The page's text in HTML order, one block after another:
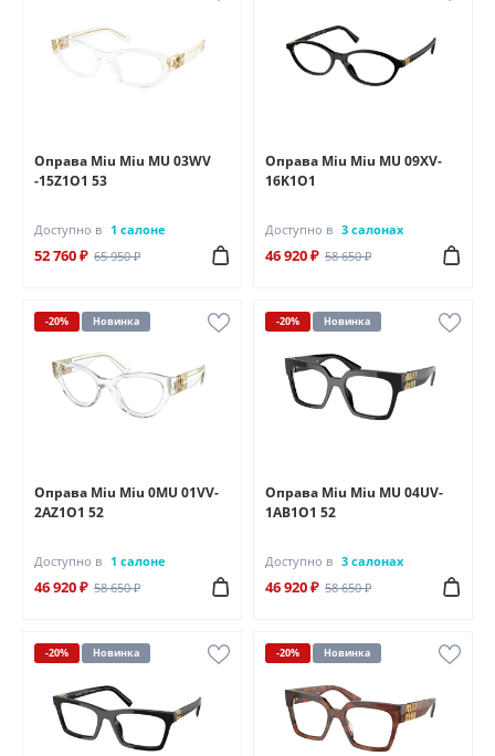
Оправа Miu Miu MU 03WV
-15Z1O1 53
Доступно в 1 салоне
52 760 ₽ 65 950 ₽
Оправа Miu Miu MU 09XV-
16K1O1
Доступно в 3 салонах
46 920 ₽ 58 650 ₽
-20% Новинка
Оправа Miu Miu 0MU 01VV-
2AZ1O1 52
Доступно в 1 салоне
46 920 ₽ 58 650 ₽
-20% Новинка
Оправа Miu Miu MU 04UV-
1AB1O1 52
Доступно в 3 салонах
46 920 ₽ 58 650 ₽
-20% Новинка -20% Новинка